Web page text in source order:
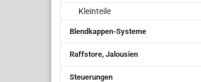
Kleinteile
Blendkappen-Systeme
Raffstore, Jalousien
Steuerungen